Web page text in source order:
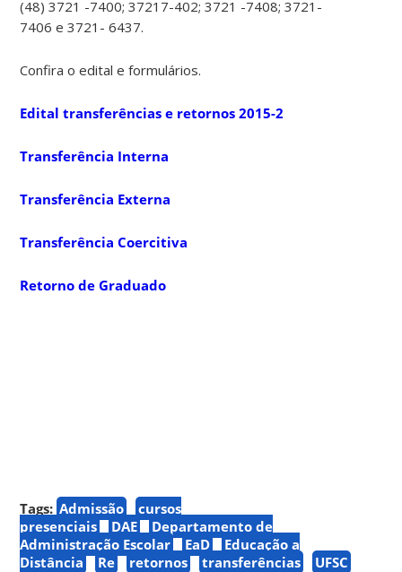
(48) 3721 -7400; 37217-402; 3721 -7408; 3721-
7406 e 3721- 6437.
Confira o edital e formulários.
Edital transferências e retornos 2015-2
Transferência Interna
Transferência Externa
Transferência Coercitiva
Retorno de Graduado
Tags: Admissão
cursos
presenciais
DAE
Departamento de
Administração Escolar
EaD
Educação a
Distância
Re retornos transferências UFSC